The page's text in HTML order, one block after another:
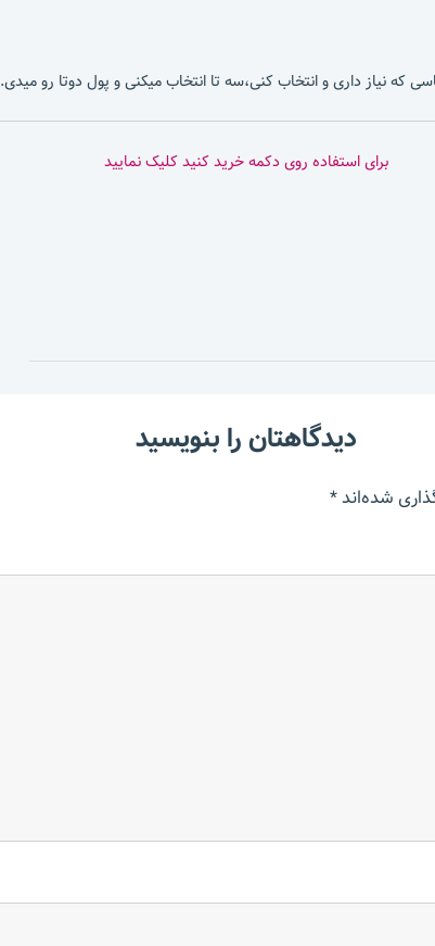
که نیاز داری و انتخاب کنی،سه تا انتخاب میکنی و پول دوتا رو میدی.
برای استفاده روی دکمه خرید کنید کلیک نمایید
دیدگاهتان را بنویسید
شده‌اند*